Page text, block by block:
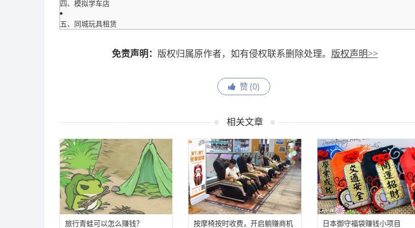
四、模拟学车店
五、同城玩具租赁
免责声明： 版权归属原作者，如有侵权联系删除处理。 版权声明>>
赞 (0)
相关文章
旅行青蛙可以怎么赚钱？ 按摩椅按时收费，开启躺赚商机 日本御守福袋赚钱小项目